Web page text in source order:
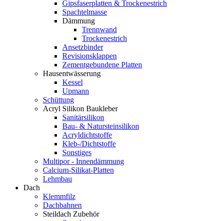
Gipsfaserplatten & Trockenestrich
Spachtelmasse
Dämmung
Trennwand
Trockenestrich
Ansetzbinder
Revisionsklappen
Zementgebundene Platten
Hausentwässerung
Kessel
Upmann
Schüttung
Acryl Silikon Baukleber
Sanitärsilikon
Bau- & Natursteinsilikon
Acryldichtstoffe
Kleb-/Dichtstoffe
Sonstiges
Multipor - Innendämmung
Calcium-Silikat-Platten
Lehmbau
Dach
Klemmfilz
Dachbahnen
Steildach Zubehör